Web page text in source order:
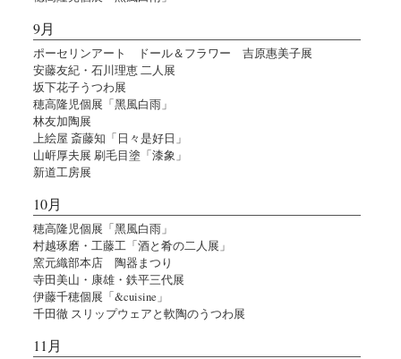
9月
ポーセリンアート ドール＆フラワー 吉原惠美子展
安藤友紀・石川理恵 二人展
坂下花子うつわ展
穂高隆児個展「黑風白雨」
林友加陶展
上絵屋 斎藤知「日々是好日」
山㟁厚夫展 刷毛目塗「漆象」
新道工房展
10月
穂高隆児個展「黑風白雨」
村越琢磨・工藤工「酒と肴の二人展」
窯元織部本店 陶器まつり
寺田美山・康雄・鉄平三代展
伊藤千穂個展「&cuisine」
千田徹 スリップウェアと軟陶のうつわ展
11月